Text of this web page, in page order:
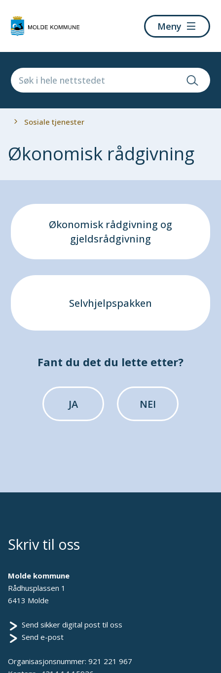
kommune
Meny
Du
Sosiale tjenester
Økonomisk rådgivning
Økonomisk rådgivning og
gjeldsrådgivning
Selvhjelpspakken
Fant du det du lette etter?
JA NEI
Skriv til oss
Molde kommune
Rådhusplassen 1
6413 Molde
Send sikker digital post til oss
Send e-post
Organisasjonsnummer: 921 221 967